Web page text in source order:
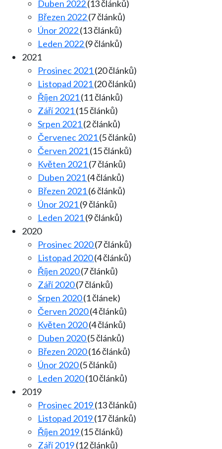
Duben 2022(13 článků)
Březen 2022(7 článků)
Únor 2022(13 článků)
Leden 2022(9 článků)
2021
Prosinec 2021(20 článků)
Listopad 2021(20 článků)
Říjen 2021(11 článků)
Září 2021(15 článků)
Srpen 2021(2 článků)
Červenec 2021(5 článků)
Červen 2021(15 článků)
Květen 2021(7 článků)
Duben 2021(4 článků)
Březen 2021(6 článků)
Únor 2021(9 článků)
Leden 2021(9 článků)
2020
Prosinec 2020(7 článků)
Listopad 2020(4 článků)
Říjen 2020(7 článků)
Září 2020(7 článků)
Srpen 2020(1 článek)
Červen 2020(4 článků)
Květen 2020(4 článků)
Duben 2020(5 článků)
Březen 2020(16 článků)
Únor 2020(5 článků)
Leden 2020(10 článků)
2019
Prosinec 2019(13 článků)
Listopad 2019(17 článků)
Říjen 2019(15 článků)
Září 2019(12 článků)